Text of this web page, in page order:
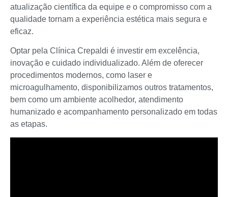
atualização científica da equipe e o compromisso com a
qualidade tornam a experiência estética mais segura e
eficaz.
Optar pela Clínica Crepaldi é investir em excelência,
inovação e cuidado individualizado. Além de oferecer
procedimentos modernos, como laser e
microagulhamento, disponibilizamos outros tratamentos,
bem como um ambiente acolhedor, atendimento
humanizado e acompanhamento personalizado em todas
as etapas.